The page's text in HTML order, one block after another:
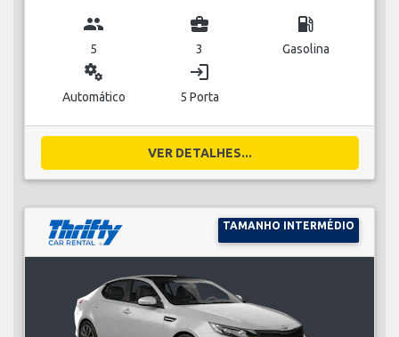
group
5
business_center
3
local_gas_station
Gasolina
miscellaneous_services
Automático
login
5 Porta
VER DETALHES...
TAMANHO INTERMÉDIO